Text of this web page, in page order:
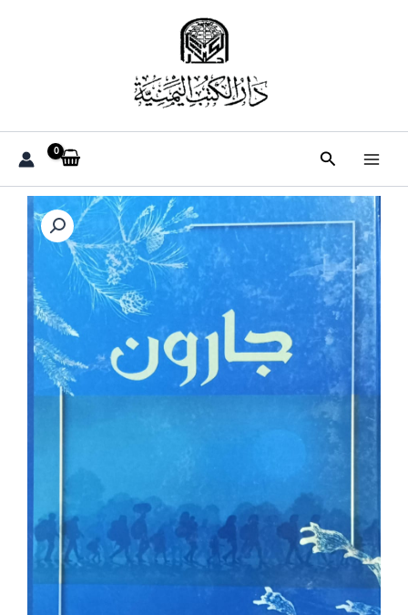
البحث
كمية
جـــــــــــارون
(عبدالحفيظ
الطيار)